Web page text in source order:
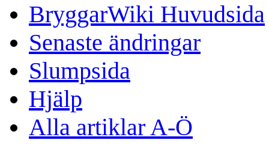
BryggarWiki Huvudsida
Senaste ändringar
Slumpsida
Hjälp
Alla artiklar A-Ö